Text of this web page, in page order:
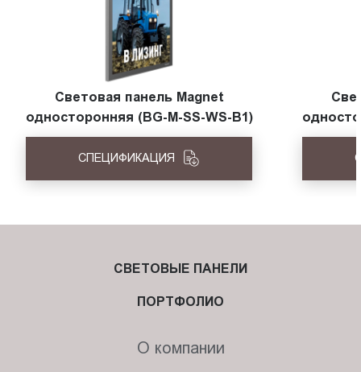
Световая панель Magnet
односторонняя (BG-M-SS-WS-B1)
СПЕЦИФИКАЦИЯ
СВЕТОВЫЕ ПАНЕЛИ
ПОРТФОЛИО
О компании